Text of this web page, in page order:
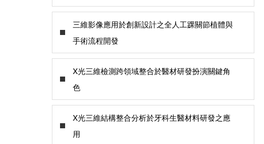
三維影像應用於創新設計之全人工踝關節植體與
手術流程開發
X光三維檢測跨領域整合於醫材研發扮演關鍵角
色
X光三維結構整合分析於牙科生醫材料研發之應
用